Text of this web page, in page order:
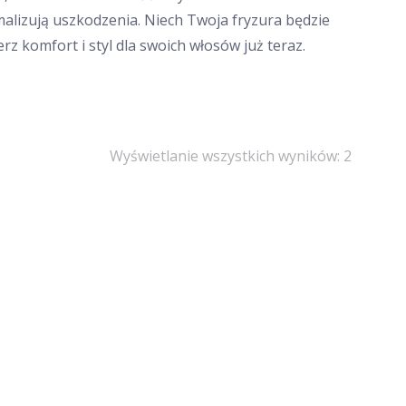
uszkodzenia. Niech Twoja fryzura będzie
komfort i styl dla swoich włosów już teraz.
Wyświetlanie wszystkich wyników: 2